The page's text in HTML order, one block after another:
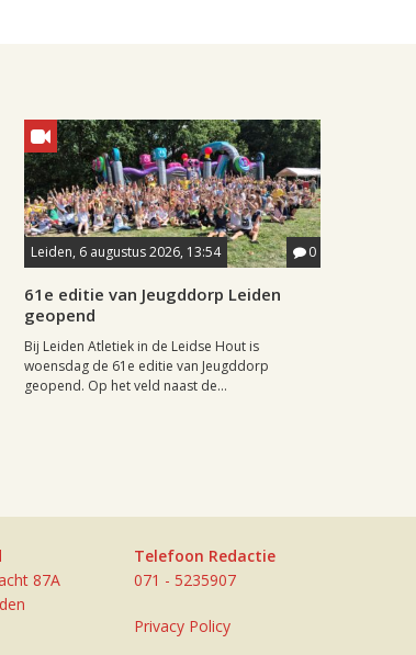
Leiden, 6 augustus 2026, 13:54 0
61e editie van Jeugddorp Leiden
geopend
Bij Leiden Atletiek in de Leidse Hout is
woensdag de 61e editie van Jeugddorp
geopend. Op het veld naast de...
87A
Telefoon Redactie
071 - 5235907
Privacy Policy